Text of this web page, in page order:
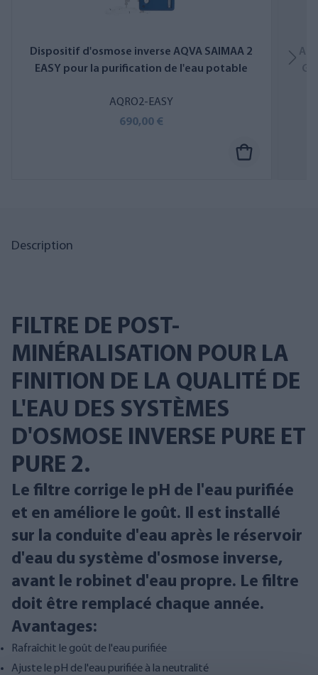
Dispositif d'osmose inverse AQVA SAIMAA 2
EASY pour la purification de l'eau potable
AQRO2-EASY
690,00 €
Description
FILTRE DE POST-
MINÉRALISATION POUR LA
FINITION DE LA QUALITÉ DE
L'EAU DES SYSTÈMES
D'OSMOSE INVERSE PURE ET
PURE 2.
Le filtre corrige le pH de l'eau purifiée
et en améliore le goût. Il est installé
sur la conduite d'eau après le réservoir
d'eau du système d'osmose inverse,
avant le robinet d'eau propre. Le filtre
doit être remplacé chaque année.
Avantages:
Rafraîchit le goût de l'eau purifiée
Ajuste le pH de l'eau purifiée à la neutralité